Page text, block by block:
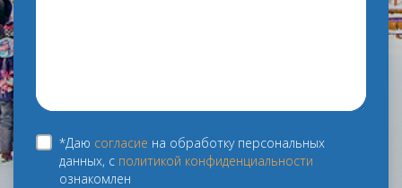
*Даю согласие на обработку персональных
данных, с политикой конфиденциальности
ознакомлен